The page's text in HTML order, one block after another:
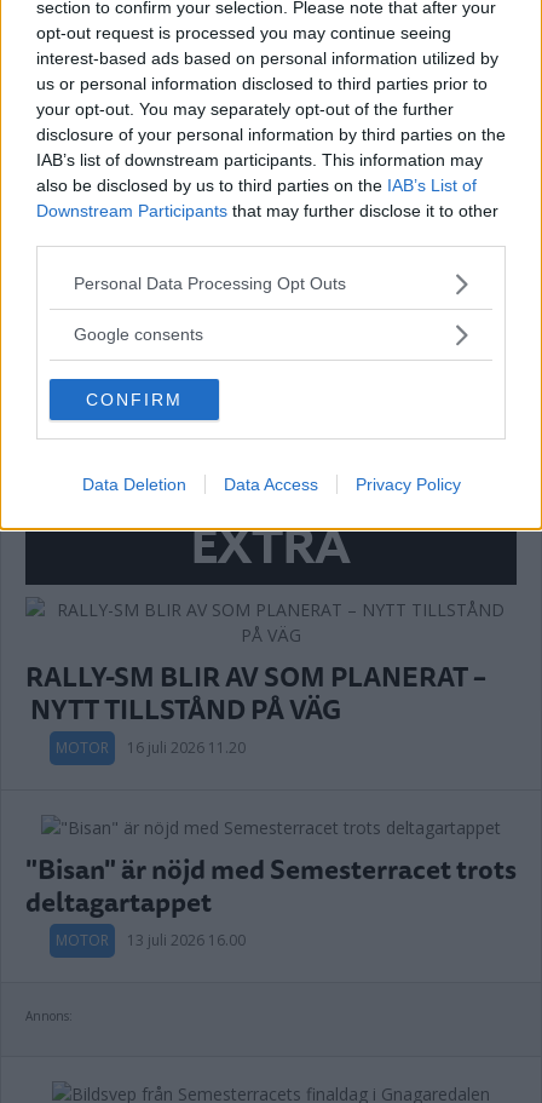
section to confirm your selection. Please note that after your
opt-out request is processed you may continue seeing
interest-based ads based on personal information utilized by
us or personal information disclosed to third parties prior to
your opt-out. You may separately opt-out of the further
disclosure of your personal information by third parties on the
IAB’s list of downstream participants. This information may
also be disclosed by us to third parties on the IAB’s List of
Downstream Participants that may further disclose it to other
Please note that this website/app uses one or more Google
not limited to your visit or usage behaviour. You may click to
use your data for below specified purposes in below Google
consent section.
Personal Data Processing Opt Outs
Google consents
CONFIRM
Data Deletion Data Access Privacy Policy
KOMPLETT GUIDE: HÄR ÄR SM-
RALLYTS STRÄCKOR OCH TIDER
MOTOR 05 augusti 2026 16.00
VMS-Fredrik till veteranernas final vid
Gutafestivalen
EXTRA
RALLY-SM BLIR AV SOM PLANERAT –
NYTT TILLSTÅND PÅ VÄG
MOTOR 16 juli 2026 11.20
"Bisan" är nöjd med Semesterracet trots
deltagartappet
MOTOR 13 juli 2026 16.00
Annons: